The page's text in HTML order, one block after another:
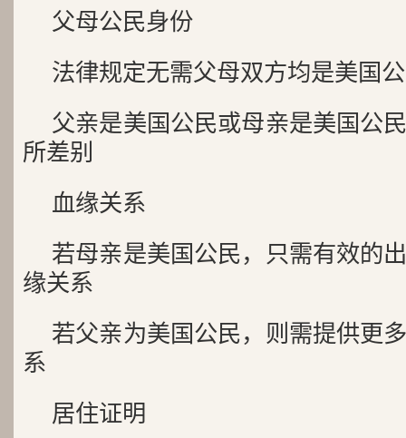
父母公民身份
法律规定无需父母双方均是美国
父亲是美国公民或母亲是美国公
所差别
血缘关系
若母亲是美国公民，只需有效的
缘关系
若父亲为美国公民，则需提供更
系
居住证明